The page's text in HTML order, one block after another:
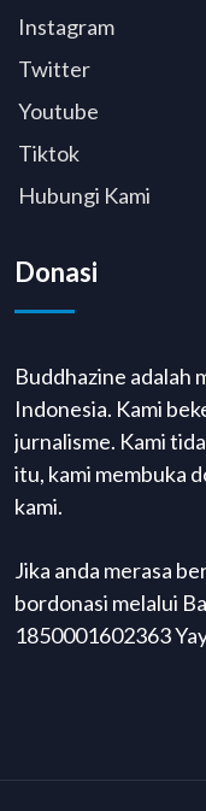
Instagram
Twitter
Youtube
Tiktok
Hubungi Kami
Donasi
Buddhazine adalah
Indonesia. Kami
jurnalisme. Kami
itu, kami membuka
kami.
Jika anda merasa
bordonasi melalui
1850001602363